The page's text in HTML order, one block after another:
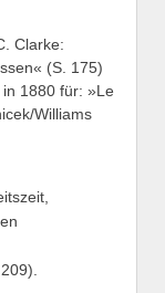
Clarke:
(S. 175)
1880 für: »Le
Williams